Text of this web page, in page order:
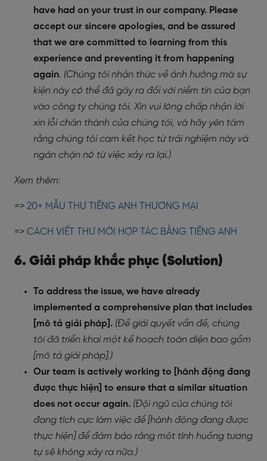
have had on your trust in our company. Please
accept our sincere apologies, and be assured
that we are committed to learning from this
experience and preventing it from happening
again. (Chúng tôi nhận thức về ảnh hưởng mà sự
kiện này có thể đã gây ra đối với niềm tin của bạn
vào công ty chúng tôi. Xin vui lòng chấp nhận lời
xin lỗi chân thành của chúng tôi, và hãy yên tâm
rằng chúng tôi cam kết học từ trải nghiệm này và
ngăn chặn nó từ việc xảy ra lại.)
Xem thêm:
=> 20+ MẪU THƯ TIẾNG ANH THƯƠNG MẠI
=> CÁCH VIẾT THƯ MỜI HỢP TÁC BẰNG TIẾNG ANH
6. Giải pháp khắc phục (Solution)
To address the issue, we have already
implemented a comprehensive plan that includes
[mô tả giải pháp]. (Để giải quyết vấn đề, chúng
tôi đã triển khai một kế hoạch toàn diện bao gồm
[mô tả giải pháp].)
Our team is actively working to [hành động đang
được thực hiện] to ensure that a similar situation
does not occur again. (Đội ngũ của chúng tôi
đang tích cực làm việc để [hành động đang được
thực hiện] để đảm bảo rằng một tình huống tương
tự sẽ không xảy ra nữa.)